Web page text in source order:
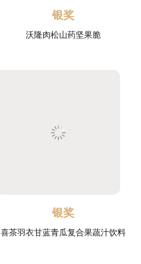
银奖
沃隆肉松山药坚果脆
银奖
喜茶羽衣甘蓝青瓜复合果蔬汁饮料